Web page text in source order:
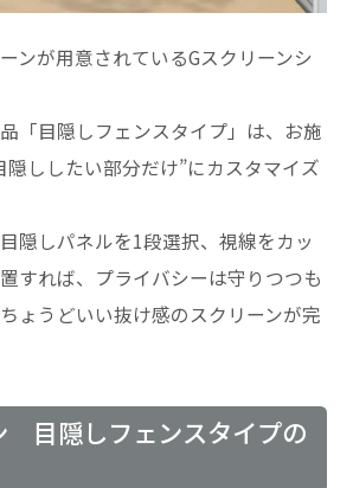
ンが用意されているGスクリーンシ
「目隠しフェンスタイプ」は、お施
隠ししたい部分だけ”にカスタマイズ
隠しパネルを1段選択、視線をカッ
すれば、プライバシーは守りつつも
ょうどいい抜け感のスクリーンが完
目隠しフェンスタイプの